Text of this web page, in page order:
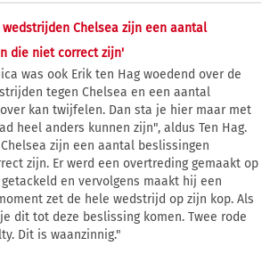
wedstrijden Chelsea zijn een aantal
die niet correct zijn'
was ook Erik ten Hag woedend over de
tegen Chelsea en een aantal
kan twijfelen. Dan sta je hier maar met
heel anders kunnen zijn", aldus Ten Hag.
zijn een aantal beslissingen
zijn. Er werd een overtreding gemaakt op
en vervolgens maakt hij een
zet de hele wedstrijd op zijn kop. Als
dit tot deze beslissing komen. Twee rode
Dit is waanzinnig."